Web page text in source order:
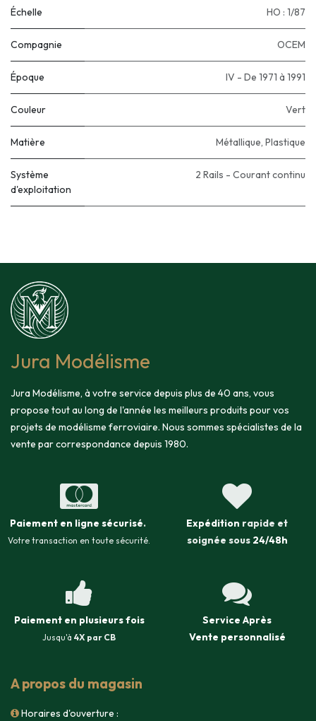
Échelle HO : 1/87
Compagnie OCEM
Époque IV - De 1971 à 1991
Couleur Vert
Matière Métallique, Plastique
Système
d'exploitation
2 Rails - Courant continu
Jura Modélisme
Jura Modélisme, à votre service depuis plus de 40 ans, vous
propose tout au long de l'année les meilleurs produits pour vos
projets de modélisme ferroviaire. Nous sommes spécialistes de la
vente par correspondance depuis 1980.
Paiement en ligne sécurisé.
Votre transaction en toute sécurité.
Expédition rapide et
soignée sous 24/48h
Paiement en plusieurs fois
Jusqu'à 4X par CB
Service Après
Vente personnalisé
A propos du magasin
Horaires d'ouverture :